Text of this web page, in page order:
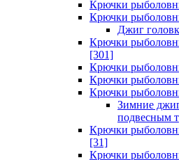
Крючки
Крючки
Джиг
Крючки
[301]
Крючки
Крючки
Крючки
Зимние
подвесным
Крючки
[31]
Крючки